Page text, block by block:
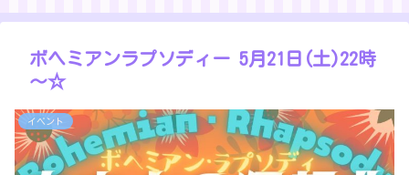
ボヘミアンラプソディー 5月21日(土)22時
～☆
イベント